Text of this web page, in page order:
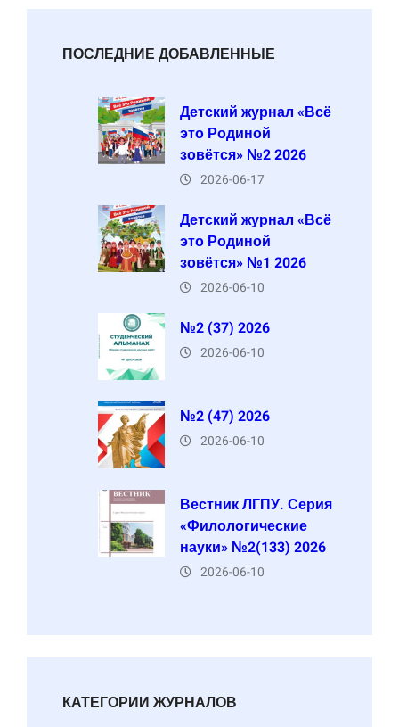
ПОСЛЕДНИЕ ДОБАВЛЕННЫЕ
Детский журнал «Всё
это Родиной
зовётся» №2 2026
2026-06-17
Детский журнал «Всё
это Родиной
зовётся» №1 2026
2026-06-10
№2 (37) 2026
2026-06-10
№2 (47) 2026
2026-06-10
Вестник ЛГПУ. Серия
«Филологические
науки» №2(133) 2026
2026-06-10
КАТЕГОРИИ ЖУРНАЛОВ